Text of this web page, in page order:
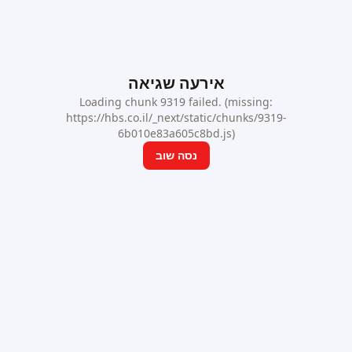
אירעה שגיאה
Loading chunk 9319 failed. (missing:
https://hbs.co.il/_next/static/chunks/9319-
6b010e83a605c8bd.js)